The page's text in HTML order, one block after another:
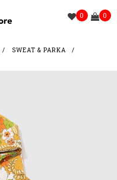
0 0
SWEAT & PARKA